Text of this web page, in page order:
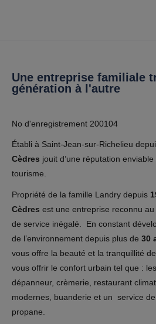
Une entreprise familiale
génération à l'autre
No d'enregistrement 200104
Établi à Saint-Jean-sur-Richelieu
Cèdres jouit d’une réputation enviable
tourisme.
Propriété de la famille Landry depuis
Cèdres est une entreprise reconnu
de service inégalé. En constant
de l’environnement depuis plus de 30
vous offre la beauté et la tranquillité
vous offrir le confort urbain tel que :
dépanneur, crèmerie, restaurant
modernes, buanderie et un service
propane.